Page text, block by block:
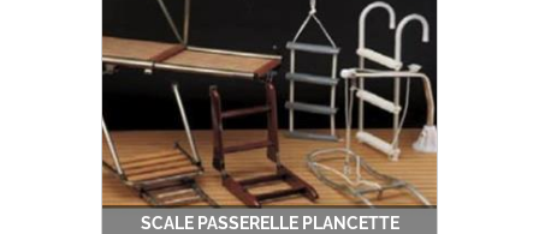
SCALE PASSERELLE PLANCETTE